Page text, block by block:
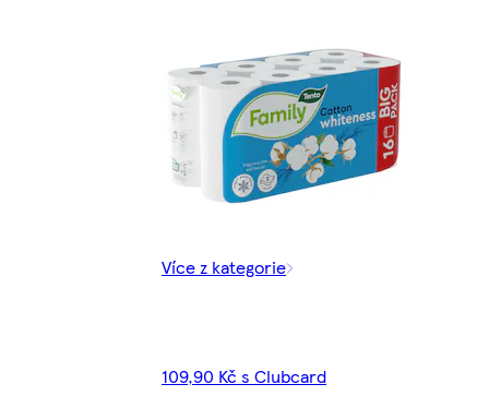
Více z kategorie
109,90 Kč s Clubcard